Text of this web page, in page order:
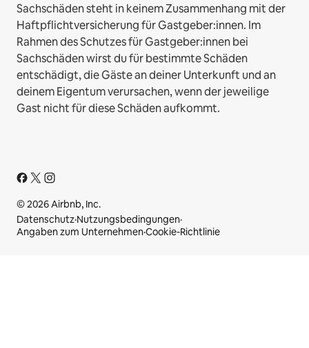
Sachschäden steht in keinem Zusammenhang mit der
Haftpflichtversicherung für Gastgeber:innen. Im
Rahmen des Schutzes für Gastgeber:innen bei
Sachschäden wirst du für bestimmte Schäden
entschädigt, die Gäste an deiner Unterkunft und an
deinem Eigentum verursachen, wenn der jeweilige
Gast nicht für diese Schäden aufkommt.
© 2026 Airbnb, Inc.
Datenschutz·Nutzungsbedingungen·
Angaben zum Unternehmen·Cookie-Richtlinie